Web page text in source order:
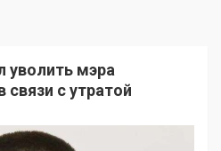
уволить мэра
связи с утратой